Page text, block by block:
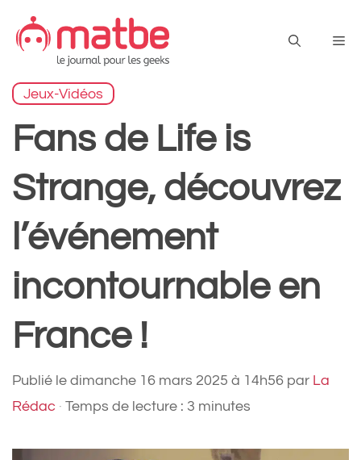
contenu
Jeux-Vidéos
Fans de Life is
Strange, découvrez
l’événement
incontournable en
France !
Publié le dimanche 16 mars 2025 à 14h56 par La
Rédac · Temps de lecture : 3 minutes